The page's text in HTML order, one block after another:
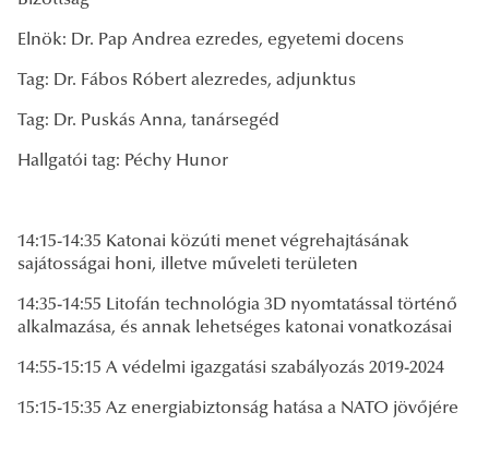
Elnök: Dr. Pap Andrea ezredes, egyetemi docens
Tag: Dr. Fábos Róbert alezredes, adjunktus
Tag: Dr. Puskás Anna, tanársegéd
Hallgatói tag: Péchy Hunor
14:15-14:35 Katonai közúti menet végrehajtásának
sajátosságai honi, illetve műveleti területen
14:35-14:55 Litofán technológia 3D nyomtatással történő
alkalmazása, és annak lehetséges katonai vonatkozásai
14:55-15:15 A védelmi igazgatási szabályozás 2019-2024
15:15-15:35 Az energiabiztonság hatása a NATO jövőjére